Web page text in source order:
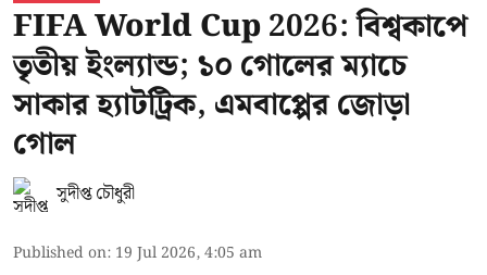
FIFA World Cup 2026: বিশ্বকাপে
তৃতীয় ইংল্যান্ড; ১০ গোলের ম্যাচে
সাকার হ্যাটট্রিক, এমবাপ্পের জোড়া
গোল
সুদীপ্ত চৌধুরী
Published on: 19 Jul 2026, 4:05 am